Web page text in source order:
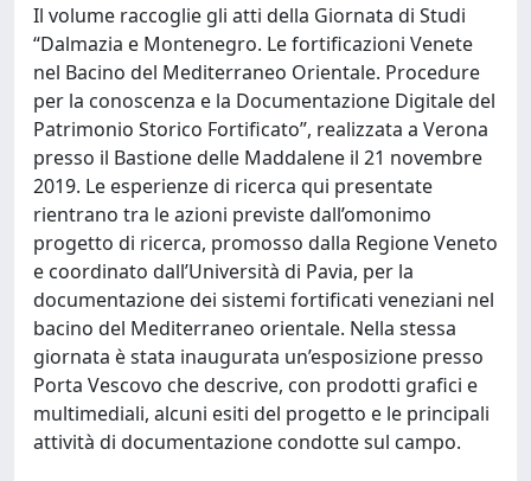
Il volume raccoglie gli atti della Giornata di Studi
“Dalmazia e Montenegro. Le fortificazioni Venete
nel Bacino del Mediterraneo Orientale. Procedure
per la conoscenza e la Documentazione Digitale del
Patrimonio Storico Fortificato”, realizzata a Verona
presso il Bastione delle Maddalene il 21 novembre
2019. Le esperienze di ricerca qui presentate
rientrano tra le azioni previste dall’omonimo
progetto di ricerca, promosso dalla Regione Veneto
e coordinato dall’Università di Pavia, per la
documentazione dei sistemi fortificati veneziani nel
bacino del Mediterraneo orientale. Nella stessa
giornata è stata inaugurata un’esposizione presso
Porta Vescovo che descrive, con prodotti grafici e
multimediali, alcuni esiti del progetto e le principali
attività di documentazione condotte sul campo.